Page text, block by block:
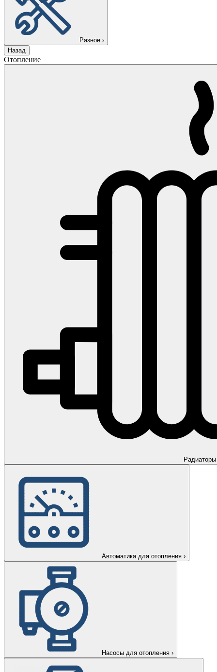
Разное ›
Назад
Отопление
Радиаторы
Автоматика для отопления ›
Насосы для отопления ›